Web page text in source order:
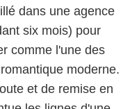
dans une agence
six mois) pour
comme l'une des
moderne.
et de remise en